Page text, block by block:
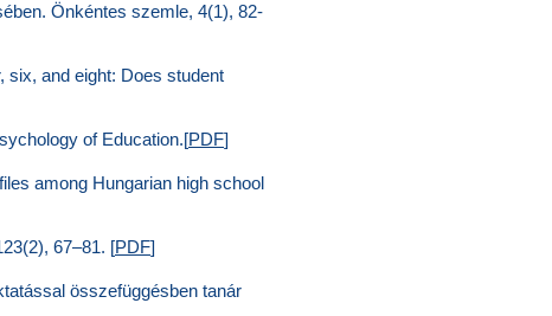
Önkéntes szemle, 4(1), 82-
six, and eight: Does student
of Education.[PDF]
among Hungarian high school
67–81. [PDF]
összefüggésben tanár